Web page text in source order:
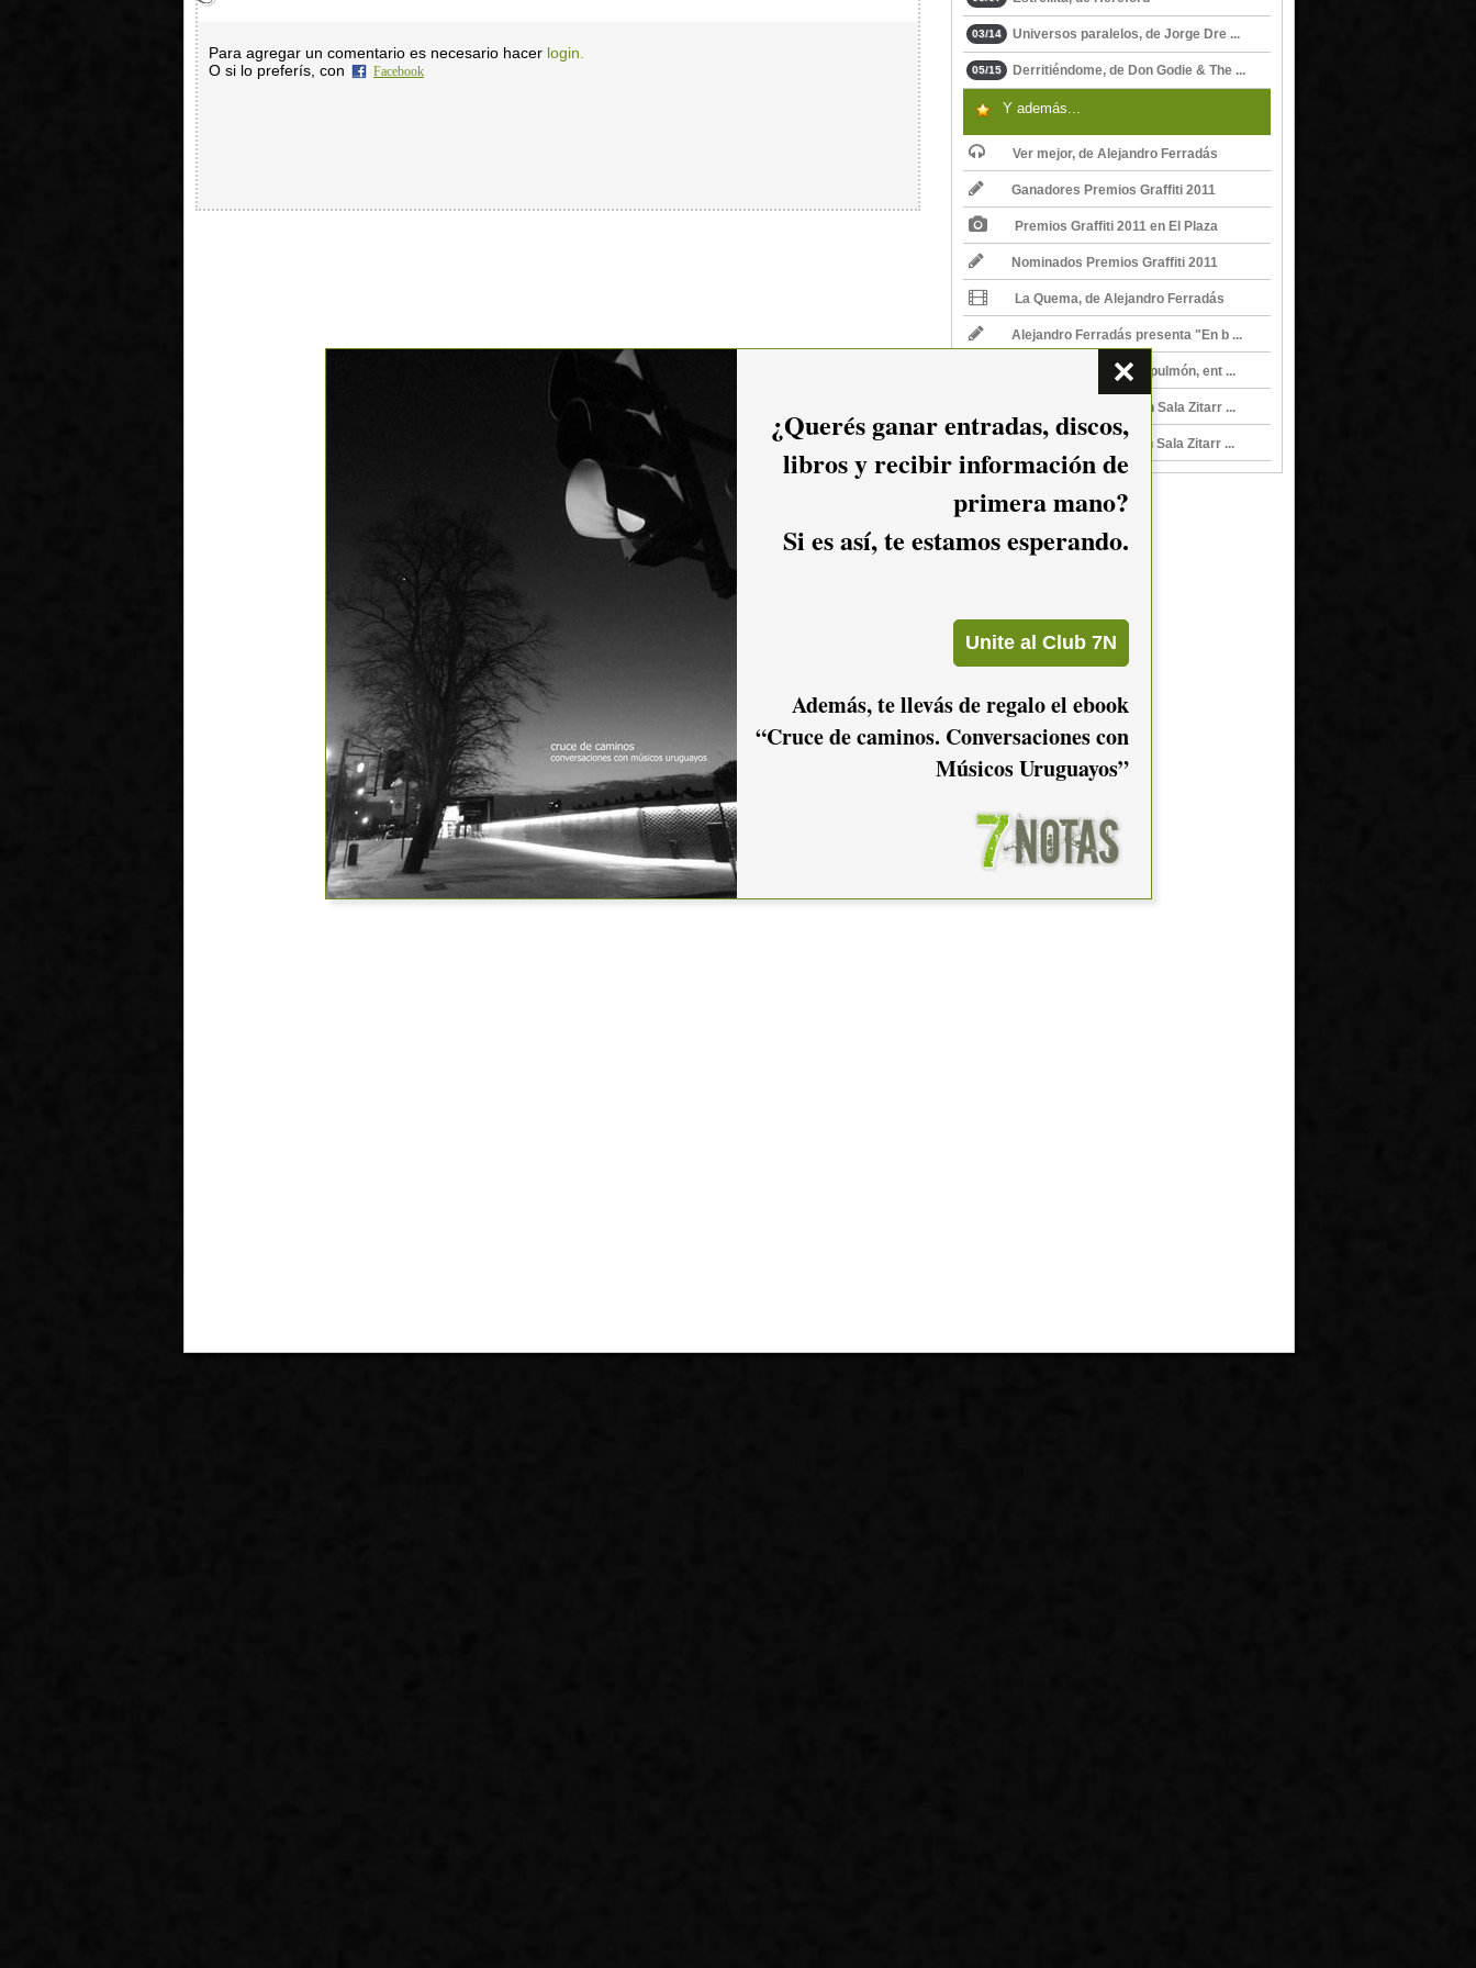
Para agregar un comentario es necesario hacer login.
O si lo preferís, con
Facebook
03/14 Universos paralelos, de Jorge Dre ...
05/15 Derritiéndome, de Don Godie & The ...
Y además...
Ver mejor, de Alejandro Ferradás
Ganadores Premios Graffiti 2011
Premios Graffiti 2011 en El Plaza
Nominados Premios Graffiti 2011
La Quema, de Alejandro Ferradás
Alejandro Ferradás presenta "En b ...
Alejandro Ferradás, a pulmón, ent ...
Alejandro Ferradás en Sala Zitarr ...
Alejandro Ferradás en Sala Zitarr ...
¿Querés ganar entradas, discos,
libros y recibir información de
primera mano?
Si es así, te estamos esperando.
Además, te llevás de regalo el ebook
“Cruce de caminos. Conversaciones con
Músicos Uruguayos”